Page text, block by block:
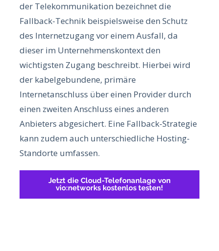
der Telekommunikation bezeichnet die
Fallback-Technik beispielsweise den Schutz
des Internetzugang vor einem Ausfall, da
dieser im Unternehmenskontext den
wichtigsten Zugang beschreibt. Hierbei wird
der kabelgebundene, primäre
Internetanschluss über einen Provider durch
einen zweiten Anschluss eines anderen
Anbieters abgesichert. Eine Fallback-Strategie
kann zudem auch unterschiedliche Hosting-
Standorte umfassen.
Jetzt die Cloud-Telefonanlage von
vio:networks kostenlos testen!